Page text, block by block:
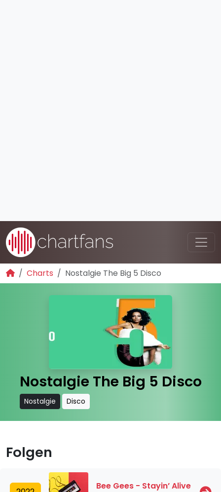
Charts Nostalgie The Big 5 Disco
Nostalgie The Big 5 Disco
Nostalgie Disco
Folgen
Bee Gees - Stayin’ Alive